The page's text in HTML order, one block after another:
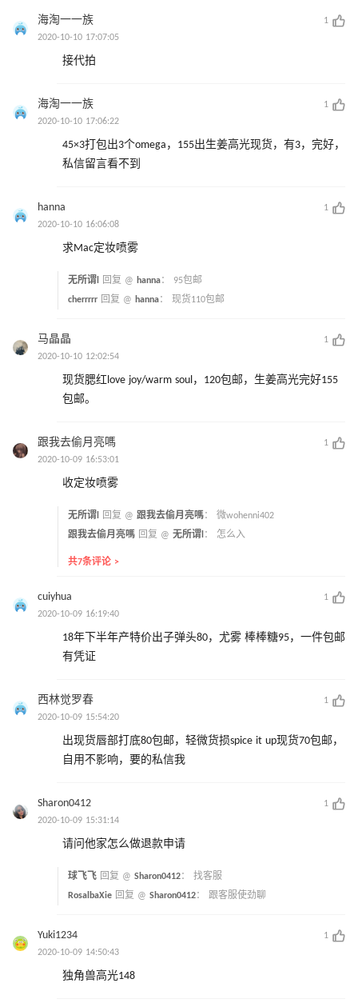
海淘一一族
1
2020-10-10 17:07:05
接代拍
海淘一一族
1
2020-10-10 17:06:22
45×3打包出3个omega，155出生姜高光现货，有3，完好，
私信留言看不到
hanna
1
2020-10-10 16:06:08
求Mac定妆喷雾
无所谓l 回复 @ hanna： 95包邮
cherrrrr 回复 @ hanna： 现货110包邮
马晶晶
1
2020-10-10 12:02:54
现货腮红love joy/warm soul，120包邮，生姜高光完好155
包邮。
跟我去偷月亮嗎
1
2020-10-09 16:53:01
收定妆喷雾
无所谓l 回复 @ 跟我去偷月亮嗎： 微wohenni402
跟我去偷月亮嗎 回复 @ 无所谓l ： 怎么入
共7条评论 >
cuiyhua
1
2020-10-09 16:19:40
18年下半年产特价出子弹头80，尤雾 棒棒糖95，一件包邮
有凭证
西林觉罗春
1
2020-10-09 15:54:20
出现货唇部打底80包邮，轻微货损spice it up现货70包邮，
自用不影响，要的私信我
Sharon0412
1
2020-10-09 15:31:14
请问他家怎么做退款申请
球飞飞 回复 @ Sharon0412： 找客服
RosalbaXie 回复 @ Sharon0412： 跟客服使劲聊
Yuki1234
1
2020-10-09 14:50:43
独角兽高光148